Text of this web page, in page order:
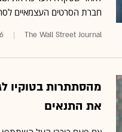
חברת הסרטים העצמאיים
The Wall Street Journal
מהסתתרות בטוקיו
את התנאים